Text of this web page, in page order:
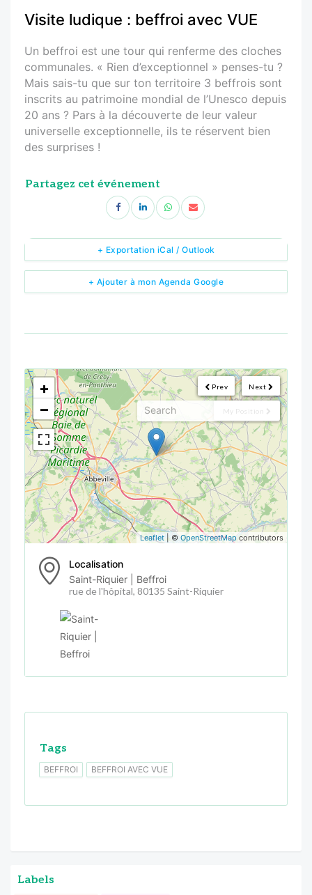
Visite ludique : beffroi avec VUE
Un beffroi est une tour qui renferme des cloches
communales. « Rien d’exceptionnel » penses-tu ?
Mais sais-tu que sur ton territoire 3 beffrois sont
inscrits au patrimoine mondial de l’Unesco depuis
20 ans ? Pars à la découverte de leur valeur
universelle exceptionnelle, ils te réservent bien
des surprises !
Partagez cet événement
+ Ajouter à mon Agenda Google
+ Exportation iCal / Outlook
Next
Prev
My Position
<!---->
+
−
Leaflet | © OpenStreetMap contributors
Localisation
Saint-Riquier | Beffroi
rue de l'hôpital, 80135 Saint-Riquier
Tags
BEFFROI BEFFROI AVEC VUE
Labels